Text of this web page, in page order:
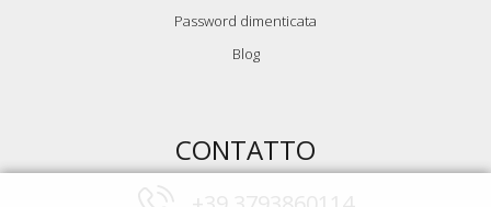
Password dimenticata
Blog
CONTATTO